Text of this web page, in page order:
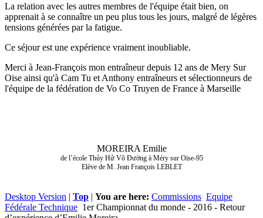
La relation avec les autres membres de l'équipe était bien, on
apprenait à se connaître un peu plus tous les jours, malgré de légères
tensions générées par la fatigue.
Ce séjour est une expérience vraiment inoubliable.
Merci à Jean-François mon entraîneur depuis 12 ans de Mery Sur
Oise ainsi qu'à Cam Tu et Anthony entraîneurs et sélectionneurs de
l'équipe de la fédération de Vo Co Truyen de France à Marseille
MOREIRA Emilie
de l’école Thủy Hử Võ Đường à Méry sur Oise-95
Elève de M. Jean François LEBLET
Desktop Version | Top | You are here: Commissions Equipe
Fédérale Technique 1er Championnat du monde - 2016 - Retour